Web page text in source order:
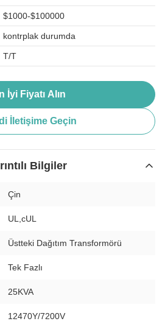
$1000-$100000
kontrplak durumda
T/T
İyi Fiyatı Alın
İletişime Geçin
Bilgiler
Çin
UL,cUL
Üstteki Dağıtım Transformörü
Tek Fazlı
25KVA
12470Y/7200V